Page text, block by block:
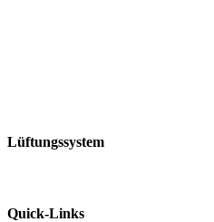
Lüftungssystem
Quick-Links